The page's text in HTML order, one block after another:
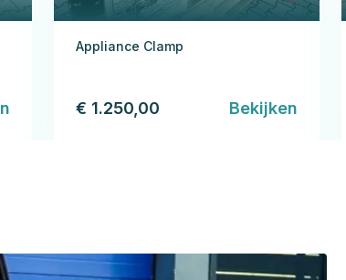
Appliance Clamp
€ 1.250,00 Bekijken